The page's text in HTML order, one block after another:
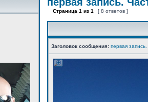
Страница 1 из 1 [ 8 ответов ]
Заголовок сообщения: первая